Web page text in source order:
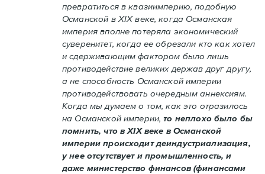
превратиться в квазиимперию, подобную
Османской в XIX веке, когда Османская
империя вполне потеряла экономический
суверенитет, когда ее обрезали кто как хотел
и сдерживающим фактором было лишь
противодействие великих держав друг другу,
а не способность Османской империи
противодействовать очередным аннексиям.
Когда мы думаем о том, как это отразилось
на Османской империи,то неплохо было бы
помнить, что в XIX веке в Османской
империи происходит деиндустриализация,
у нее отсутствует и промышленность, и
даже министерство финансов (финансами